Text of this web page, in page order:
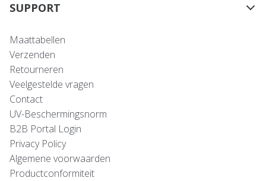
SUPPORT
Maattabellen
Verzenden
Retourneren
Veelgestelde vragen
Contact
UV-Beschermingsnorm
B2B Portal Login
Privacy Policy
Algemene voorwaarden
Productconformiteit